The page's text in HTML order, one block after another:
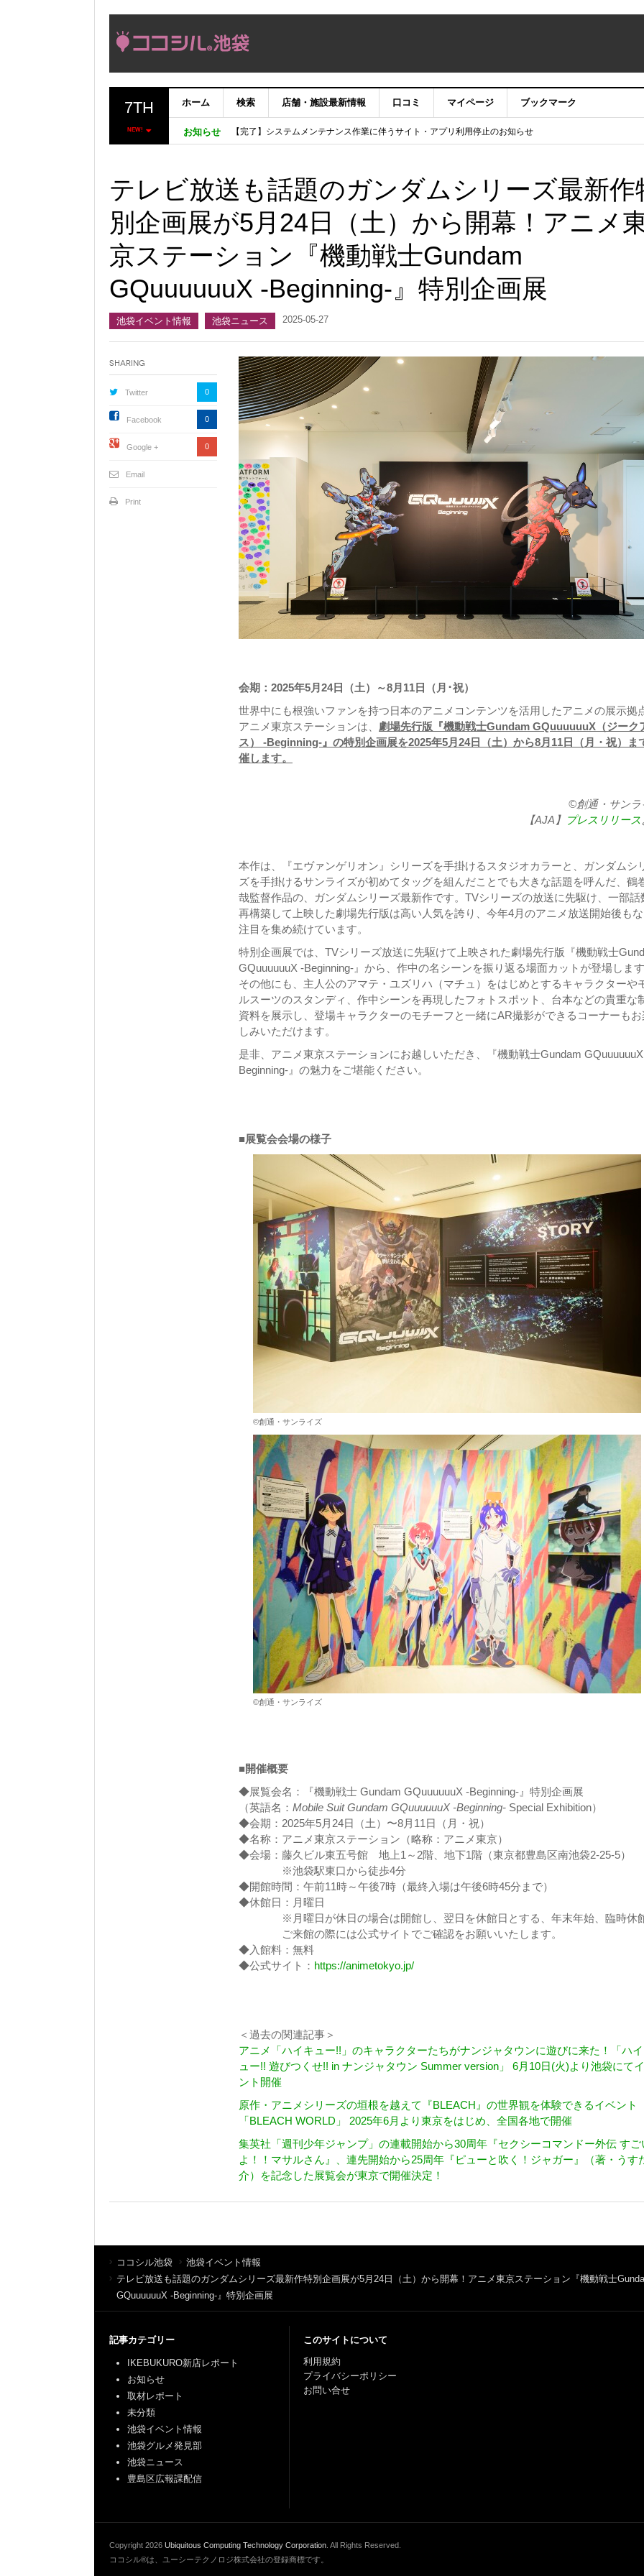
7TH
NEW!
ホーム 検索 店舗・施設最新情報 口コミ マイページ ブックマーク
お知らせ
【完了】システムメンテナンス作業に伴うサイト・アプリ利用停止のお知らせ
【重要：9月5日（火）22時】ココシル：アカウントサービス移行のお知らせ
「いま、困っている店舗の皆様を応援させていただきたい！」
テレビ放送も話題のガンダムシリーズ最新作
別企画展が5月24日（土）から開幕！アニメ
京ステーション『機動戦士Gundam
GQuuuuuuX -Beginning-』特別企画展
池袋イベント情報 池袋ニュース 2025-05-27
会期：2025年5月24日（土）～8月11日（月･祝）
世界中にも根強いファンを持つ日本のアニメコンテンツを活用したアニメの展示拠
アニメ東京ステーションは、 劇場先行版『機動戦士Gundam GQuuuuuuX（ジーク
ス） -Beginning-』の特別企画展を2025年5月24日（土）から8月11日（月・祝）ま
催します。
©創通・サンラ
【AJA】 プレスリリース
本作は、『エヴァンゲリオン』シリーズを手掛けるスタジオカラーと、ガンダムシ
ズを手掛けるサンライズが初めてタッグを組んだことでも大きな話題を呼んだ、鶴
哉監督作品の、ガンダムシリーズ最新作です。TVシリーズの放送に先駆け、一部話
再構築して上映した劇場先行版は高い人気を誇り、今年4月のアニメ放送開始後も
注目を集め続けています。
特別企画展では、TVシリーズ放送に先駆けて上映された劇場先行版『機動戦士
GQuuuuuuX -Beginning-』から、作中の名シーンを振り返る場面カットが登場しま
その他にも、主人公のアマテ・ユズリハ（マチュ）をはじめとするキャラクターや
ルスーツのスタンディ、作中シーンを再現したフォトスポット、台本などの貴重な
資料を展示し、登場キャラクターのモチーフと一緒にAR撮影ができるコーナーもお
しみいただけます。
是非、アニメ東京ステーションにお越しいただき、『機動戦士Gundam
Beginning-』の魅力をご堪能ください。
■展覧会会場の様子
©創通・サンライズ
©創通・サンライズ
■開催概要
◆展覧会名：『機動戦士 Gundam GQuuuuuuX -Beginning-』特別企画展
（英語名： Mobile Suit Gundam GQuuuuuuX -Beginning- Special Exhibition）
◆会期：2025年5月24日（土）〜8月11日（月・祝）
◆名称：アニメ東京ステーション（略称：アニメ東京）
◆会場：藤久ビル東五号館 地上1～2階、地下1階（東京都豊島区南池袋2-25-5）
※池袋駅東口から徒歩4分
◆開館時間：午前11時～午後7時（最終入場は午後6時45分まで）
◆休館日：月曜日
※月曜日が休日の場合は開館し、翌日を休館日とする、年末年始、臨時休
ご来館の際には公式サイトでご確認をお願いいたします。
◆入館料：無料
◆公式サイト： https://animetokyo.jp/
＜過去の関連記事＞
アニメ「ハイキュー!!」のキャラクターたちがナンジャタウンに遊びに来た！「ハ
ュー!! 遊びつくせ!! in ナンジャタウン Summer version」 6月10日(火)より池袋にて
ント開催
原作・アニメシリーズの垣根を越えて『BLEACH』の世界観を体験できるイベント
「BLEACH WORLD」 2025年6月より東京をはじめ、全国各地で開催
集英社「週刊少年ジャンプ」の連載開始から30周年『セクシーコマンドー外伝 すご
よ！！マサルさん』、連先開始から25周年『ピューと吹く！ジャガー』（著・うす
介）を記念した展覧会が東京で開催決定！
Sharing
Twitter 0
Facebook 0
Google + 0
Email
Print
ココシル池袋
池袋イベント情報
テレビ放送も話題のガンダムシリーズ最新作特別企画展が5月24日（土）から開幕！アニメ東京ステーション『機動戦士
GQuuuuuuX -Beginning-』特別企画展
記事カテゴリー
IKEBUKURO新店レポート
お知らせ
取材レポート
未分類
池袋イベント情報
池袋グルメ発見部
池袋ニュース
豊島区広報課配信
このサイトについて
利用規約
プライバシーポリシー
お問い合せ
Copyright 2026 Ubiquitous Computing Technology Corporation . All Rights Reserved.
ココシル®は、ユーシーテクノロジ株式会社の登録商標です。